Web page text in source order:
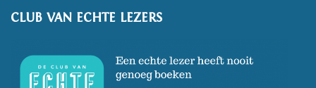
CLUB VAN ECHTE LEZERS